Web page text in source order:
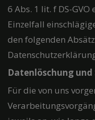
6 Abs. 1 lit. f DS-
Einzelfall
den folgenden
Datenlöschung und
Für die von uns